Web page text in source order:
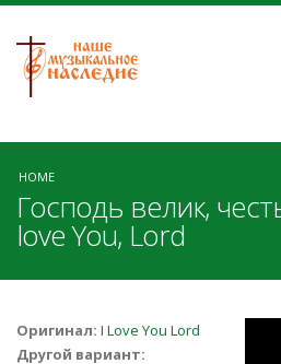
HOME
Господь велик,
love You, Lord
Оригинал: I Love You Lord
Другой вариант: